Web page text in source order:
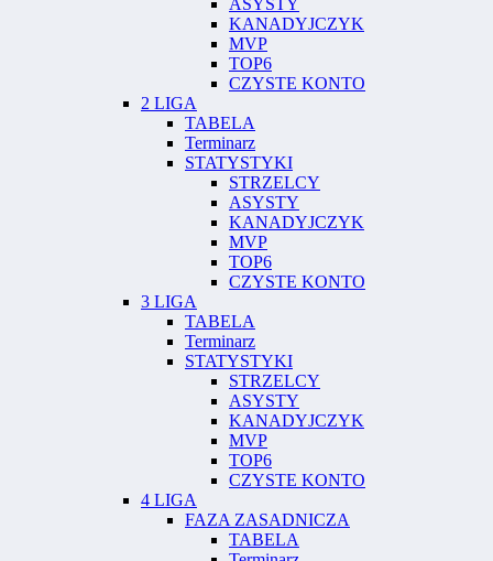
KANADYJCZYK
MVP
TOP6
CZYSTE KONTO
2 LIGA
TABELA
Terminarz
STATYSTYKI
STRZELCY
ASYSTY
KANADYJCZYK
MVP
TOP6
CZYSTE KONTO
3 LIGA
TABELA
Terminarz
STATYSTYKI
STRZELCY
ASYSTY
KANADYJCZYK
MVP
TOP6
CZYSTE KONTO
4 LIGA
FAZA ZASADNICZA
TABELA